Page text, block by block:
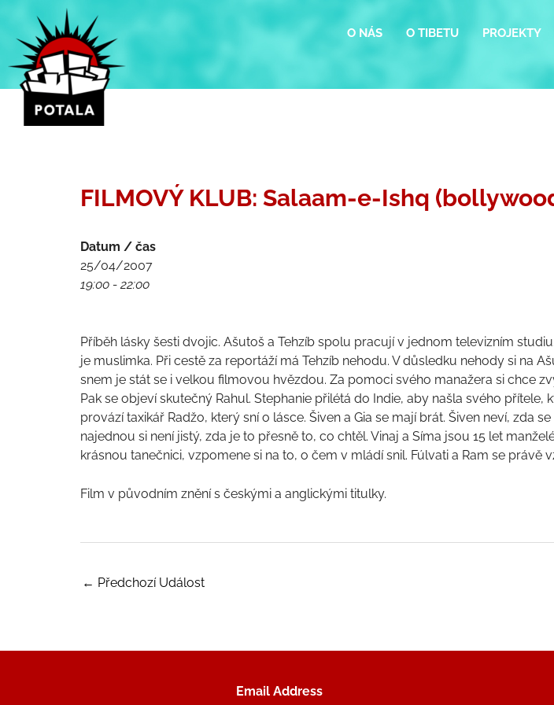
obsah
O NÁS O TIBETU PROJEKTY
FILMOVÝ KLUB: Salaam-e-Ishq
Datum / čas
25/04/2007
19:00 - 22:00
Příběh lásky šesti dvojic. Ašutoš a Tehzíb spolu pracují v jednom televizním
je muslimka. Při cestě za reportáží má Tehzíb nehodu. V důsledku nehody si na
snem je stát se i velkou filmovou hvězdou. Za pomoci svého manažera si chce
Pak se objeví skutečný Rahul. Stephanie přilétá do Indie, aby našla svého
provází taxikář Radžo, který sní o lásce. Šiven a Gia se mají brát. Šiven neví, zda
najednou si není jistý, zda je to přesně to, co chtěl. Vinaj a Síma jsou 15 let
krásnou tanečnici, vzpomene si na to, o čem v mládí snil. Fúlvati a Ram se právě
Film v původním znění s českými a anglickými titulky.
← Předchozí Událost
Email Address